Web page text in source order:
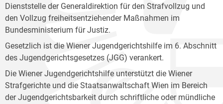
Dienststelle der Generaldirektion für den Strafvollzug und
den Vollzug freiheitsentziehender Maßnahmen im
Bundesministerium für Justiz.
Gesetzlich ist die Wiener Jugendgerichtshilfe im 6. Abschnitt
des Jugendgerichtsgesetzes (JGG) verankert.
Die Wiener Jugendgerichtshilfe unterstützt die Wiener
Strafgerichte und die Staatsanwaltschaft Wien im Bereich
der Jugendgerichtsbarkeit durch schriftliche oder mündliche